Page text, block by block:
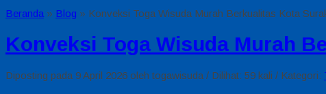
Beranda » Blog » Konveksi Toga Wisuda Murah Berkualitas Kota
Konveksi Toga Wisuda Murah
Diposting pada 9 April 2026 oleh togawisuda / Dilihat: 59 kali / Kategori: